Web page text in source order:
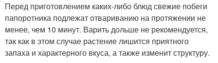
Перед приготовлением каких-либо блюд свежие побеги
папоротника подлежат отвариванию на протяжении не
менее, чем 10 минут. Варить дольше не рекомендуется,
так как в этом случае растение лишится приятного
запаха и характерного вкуса, а также изменит структуру.